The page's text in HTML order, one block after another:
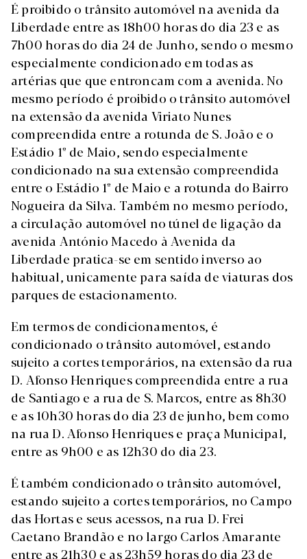
É proibido o trânsito automóvel na avenida da
Liberdade entre as 18h00 horas do dia 23 e as
7h00 horas do dia 24 de Junho, sendo o mesmo
especialmente condicionado em todas as
artérias que que entroncam com a avenida. No
mesmo período é proibido o trânsito automóvel
na extensão da avenida Viriato Nunes
compreendida entre a rotunda de S. João e o
Estádio 1º de Maio, sendo especialmente
condicionado na sua extensão compreendida
entre o Estádio 1º de Maio e a rotunda do Bairro
Nogueira da Silva. Também no mesmo período,
a circulação automóvel no túnel de ligação da
avenida António Macedo à Avenida da
Liberdade pratica-se em sentido inverso ao
habitual, unicamente para saída de viaturas dos
parques de estacionamento.
Em termos de condicionamentos, é
condicionado o trânsito automóvel, estando
sujeito a cortes temporários, na extensão da rua
D. Afonso Henriques compreendida entre a rua
de Santiago e a rua de S. Marcos, entre as 8h30
e as 10h30 horas do dia 23 de junho, bem como
na rua D. Afonso Henriques e praça Municipal,
entre as 9h00 e as 12h30 do dia 23.
É também condicionado o trânsito automóvel,
estando sujeito a cortes temporários, no Campo
das Hortas e seus acessos, na rua D. Frei
Caetano Brandão e no largo Carlos Amarante
entre as 21h30 e as 23h59 horas do dia 23 de